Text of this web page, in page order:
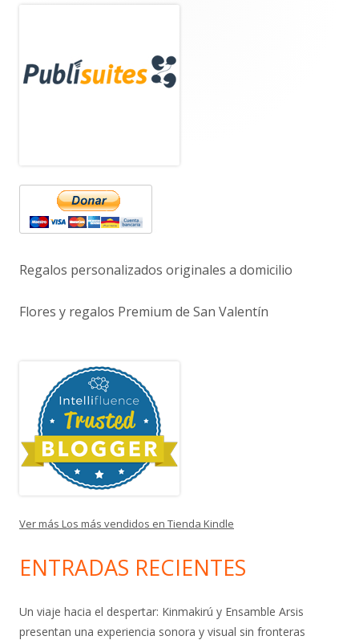
lateral
principal
Regalos personalizados originales a domicilio
Flores y regalos Premium de San Valentín
Ver más Los más vendidos en Tienda Kindle
ENTRADAS RECIENTES
Un viaje hacia el despertar: Kinmakirú y Ensamble Arsis
presentan una experiencia sonora y visual sin fronteras